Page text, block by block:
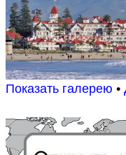
Показать галерею •